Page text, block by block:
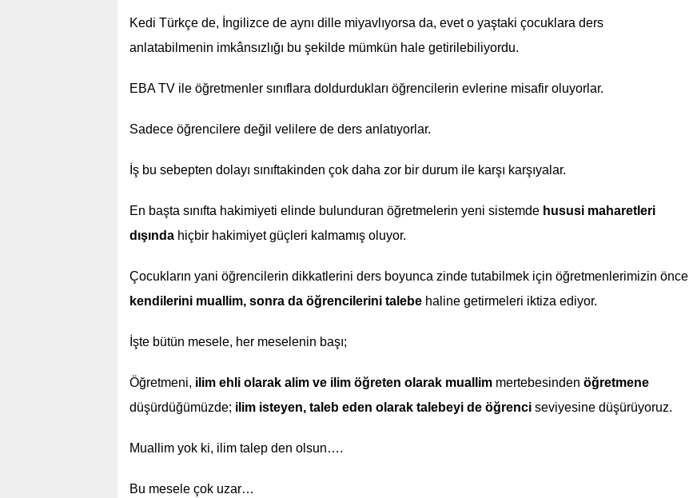
Kedi Türkçe de, İngilizce de aynı dille miyavlıyorsa da, evet o yaştaki çocuklara ders
anlatabilmenin imkânsızlığı bu şekilde mümkün hale getirilebiliyordu.
EBA TV ile öğretmenler sınıflara doldurdukları öğrencilerin evlerine misafir oluyorlar.
Sadece öğrencilere değil velilere de ders anlatıyorlar.
İş bu sebepten dolayı sınıftakinden çok daha zor bir durum ile karşı karşıyalar.
En başta sınıfta hakimiyeti elinde bulunduran öğretmelerin yeni sistemde hususi maharetleri
dışında hiçbir hakimiyet güçleri kalmamış oluyor.
Çocukların yani öğrencilerin dikkatlerini ders boyunca zinde tutabilmek için öğretmenlerimizin önce
kendilerini muallim, sonra da öğrencilerini talebe haline getirmeleri iktiza ediyor.
İşte bütün mesele, her meselenin başı;
Öğretmeni, ilim ehli olarak alim ve ilim öğreten olarak muallim mertebesinden öğretmene
düşürdüğümüzde; ilim isteyen, taleb eden olarak talebeyi de öğrenci seviyesine düşürüyoruz.
Muallim yok ki, ilim talep den olsun….
Bu mesele çok uzar…